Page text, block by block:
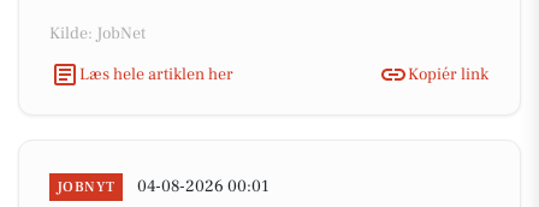
Kilde: JobNet
Læs hele artiklen her
Kopiér link
JOBNYT 04-08-2026 00:01